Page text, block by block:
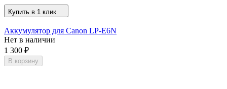
Купить в 1 клик
Аккумулятор для Canon LP-E6N
Нет в наличии
1 300 ₽
В корзину